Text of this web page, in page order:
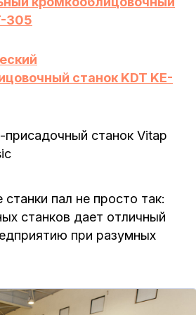
305
станок KDT KE-
присадочный станок Vitap
пал не просто так:
станков дает отличный
при разумных